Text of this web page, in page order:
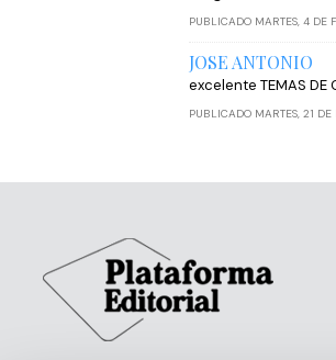
PUBLICADO MARTES, 4
JOSE ANTONIO
excelente TEMAS
PUBLICADO MARTES, 21